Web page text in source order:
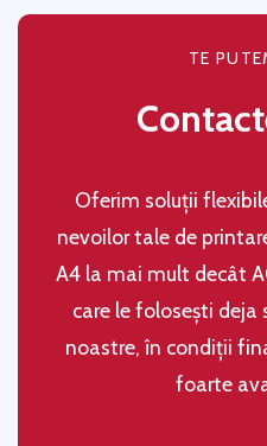
TE
Oferim soluţii
nevoilor tale de
A4 la mai mult decât
care le folosești deja
noastre, în condiţii
foarte